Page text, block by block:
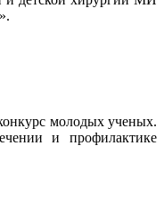
молодых ученых.
и профилактике